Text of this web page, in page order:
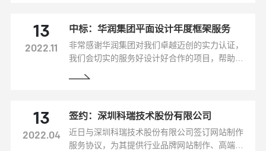
13
2022.11
中标：华润集团平面设计年度框架服务
非常感谢华润集团对我们卓越迈创的实力认证，
我们会切实的服务好设计好合作的项目，帮助华
13
2022.04
签约：深圳科瑞技术股份有限公司
近日与深圳科瑞技术股份有限公司签订网站制作
服务协议，为其提供行业品牌网站制作、高端精